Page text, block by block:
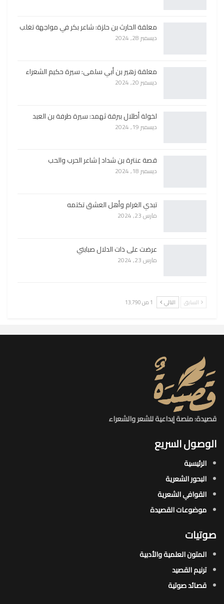
معلقة الحارث بن حلزة: شاعر بكر في مواجهة تغلب
ديسمبر 28, 2024
معلقة زهير بن أبي سلمى: سيرة حكيم الشعراء
ديسمبر 20, 2024
لخولة أطلال ببرقة ثهمد: سيرة طرفة بن العبد
ديسمبر 19, 2024
قصة عنترة بن شداد | شاعر الحرب والحب
ديسمبر 18, 2024
تبدي الغرام وأهل العشق تكتمه
مارس 23, 2024
عرضت على ذات الدلال صبابتي
مارس 23, 2024
السابق التالي 1 من 13٬790
قصيدة: منصة إبداعية للشعر والشعراء
الوصول السريع
الرئيسية
البحور الشعرية​
القوافي الشعرية​
موضوعات القصيدة​
صوتيات
المتون العلمية والأدبية
ترنيم القصيد
قصائد صوتية